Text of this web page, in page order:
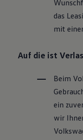
das
mit
Auf die ist
Beim
ein
wir